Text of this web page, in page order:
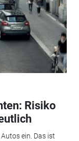
Risiko
ein. Das ist